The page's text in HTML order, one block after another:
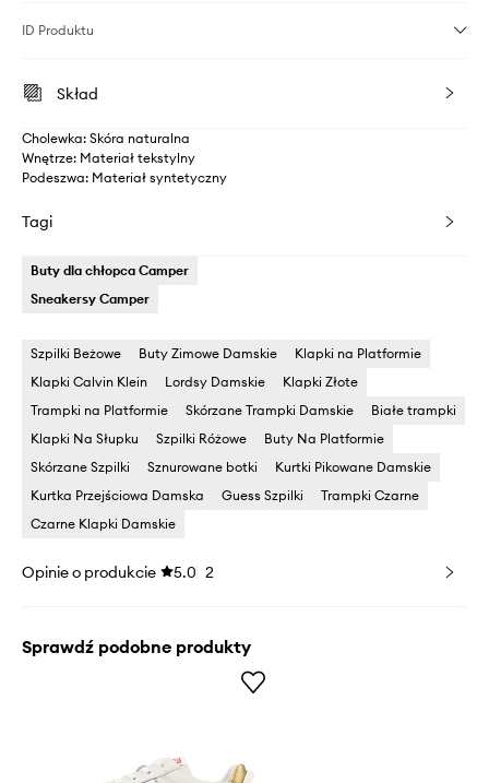
ID Produktu
Skład
Cholewka: Skóra naturalna
Wnętrze: Materiał tekstylny
Podeszwa: Materiał syntetyczny
Tagi
Buty dla chłopca Camper
Sneakersy Camper
Szpilki Beżowe Buty Zimowe Damskie
Klapki na Platformie
Klapki Calvin Klein
Lordsy Damskie
Klapki Złote
Trampki na Platformie
Skórzane Trampki Damskie
Białe trampki
Klapki Na Słupku
Szpilki Różowe
Buty Na Platformie
Skórzane Szpilki
Sznurowane botki
Kurtki Pikowane Damskie
Kurtka Przejściowa Damska
Guess Szpilki
Trampki Czarne
Czarne Klapki Damskie
Opinie o produkcie 5.0 2
Sprawdź podobne produkty